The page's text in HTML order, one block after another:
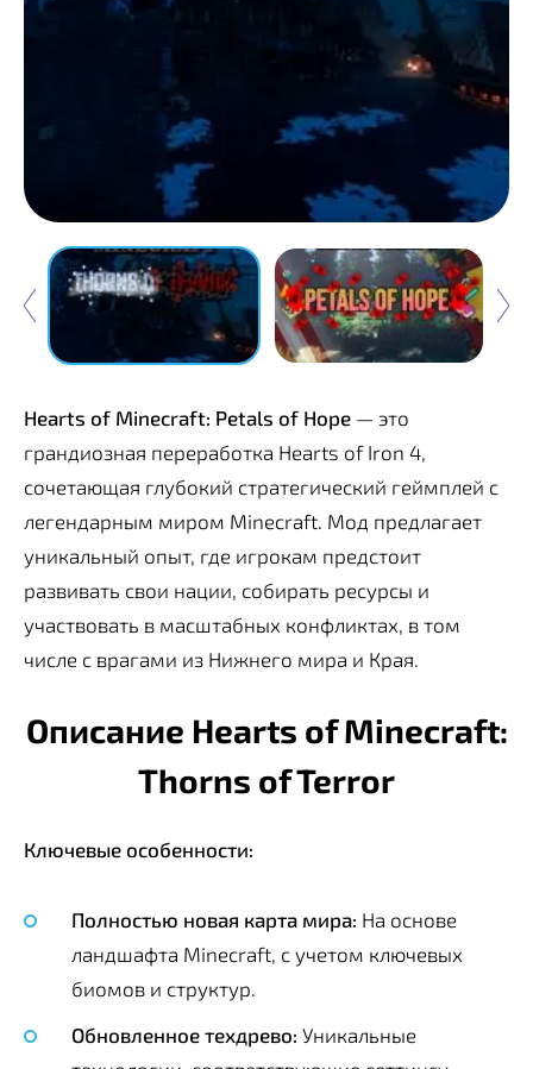
Hearts of Minecraft: Petals of Hope — это
грандиозная переработка Hearts of Iron 4,
сочетающая глубокий стратегический геймплей с
легендарным миром Minecraft. Мод предлагает
уникальный опыт, где игрокам предстоит
развивать свои нации, собирать ресурсы и
участвовать в масштабных конфликтах, в том
числе с врагами из Нижнего мира и Края.
Описание Hearts of Minecraft:
Thorns of Terror
Ключевые особенности:
Полностью новая карта мира: На основе
ландшафта Minecraft, с учетом ключевых
биомов и структур.
Обновленное техдрево: Уникальные